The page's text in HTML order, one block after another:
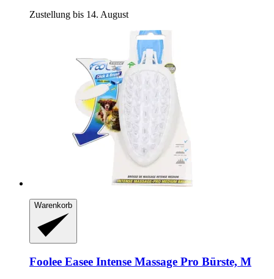
Zustellung bis 14. August
Warenkorb
Foolee Easee Intense Massage Pro Bürste, M